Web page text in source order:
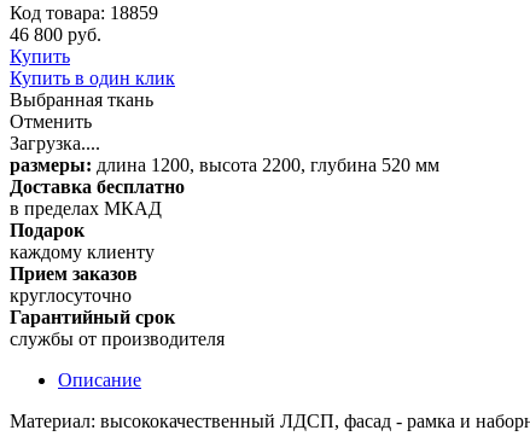
Код товара: 18859
46 800 руб.
Купить
Купить в один клик
Выбранная ткань
Отменить
Загрузка....
размеры: длина 1200, высота 2200, глубина 520 мм
Доставка бесплатно
в пределах МКАД
Подарок
каждому клиенту
Прием заказов
круглосуточно
Гарантийный срок
службы от производителя
Описание
Материал: высококачественный ЛДСП, фасад - рамка и